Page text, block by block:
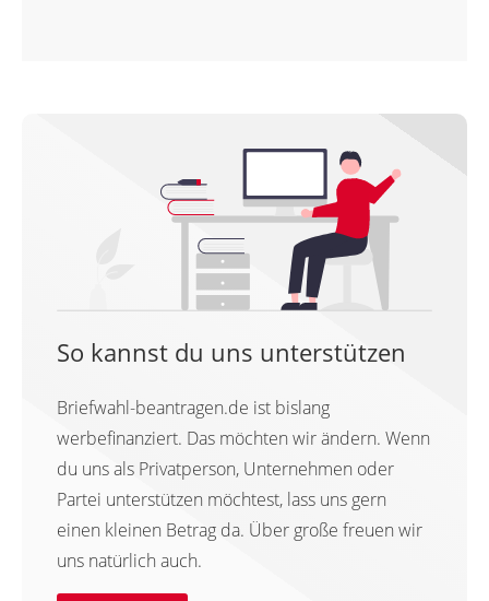
So kannst du uns unterstützen
Briefwahl-beantragen.de ist bislang
werbefinanziert. Das möchten wir ändern. Wenn
du uns als Privatperson, Unternehmen oder
Partei unterstützen möchtest, lass uns gern
einen kleinen Betrag da. Über große freuen wir
uns natürlich auch.